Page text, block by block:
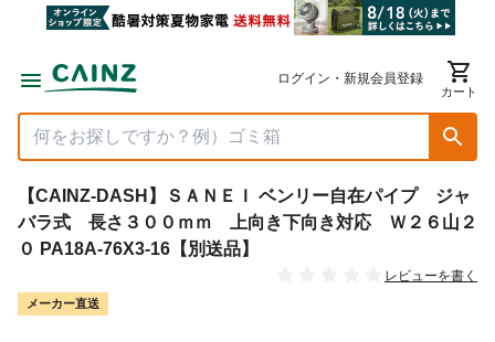
ログイン・新規会員登録
カート
【CAINZ-DASH】ＳＡＮＥＩ ベンリー自在パイプ ジャ
バラ式 長さ３００ｍｍ 上向き下向き対応 Ｗ２６山２
０ PA18A-76X3-16【別送品】
レビューを書く
メーカー直送